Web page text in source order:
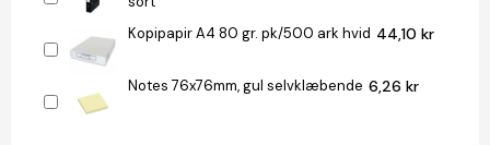
Kopipapir A4 80 gr. pk/500 ark hvid 44,10 kr
Notes 76x76mm, gul selvklæbende 6,26 kr